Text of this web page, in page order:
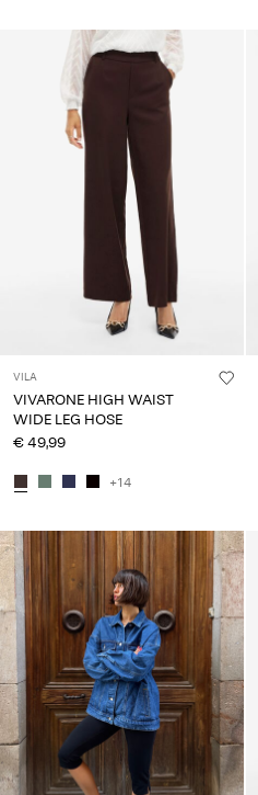
VILA
VIVARONE HIGH WAIST
WIDE LEG HOSE
€ 49,99
+14